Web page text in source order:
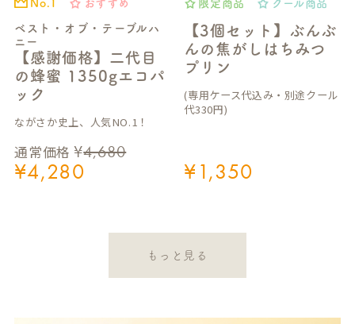
ベスト・オブ・テーブルハ
ニー
【感謝価格】二代目
の蜂蜜 1350gエコパ
ック
No.1 おすすめ
通常価格 ¥4,680
¥4,280
ながさか史上、人気NO.1！
【3個セット】ぶんぶ
んの焦がしはちみつ
プリン
限定商品 クール商品
¥1,350
(専用ケース代込み・別途クール
代330円)
もっと見る